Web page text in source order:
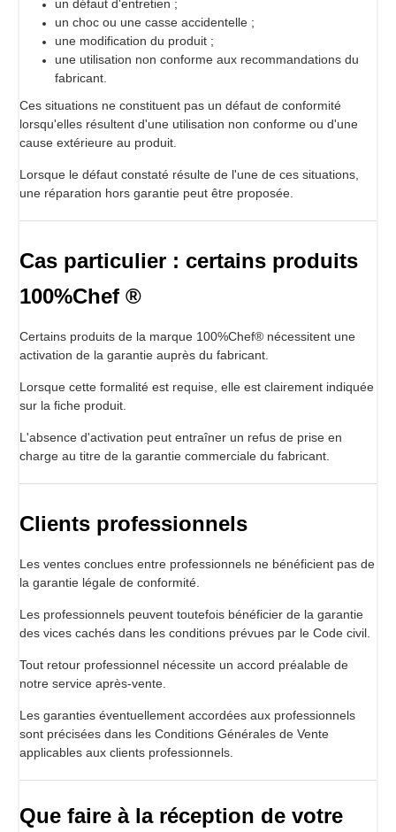
un défaut d'entretien ;
un choc ou une casse accidentelle ;
une modification du produit ;
une utilisation non conforme aux recommandations du
fabricant.
Ces situations ne constituent pas un défaut de conformité
lorsqu'elles résultent d'une utilisation non conforme ou d'une
cause extérieure au produit.
Lorsque le défaut constaté résulte de l'une de ces situations,
une réparation hors garantie peut être proposée.
Cas particulier : certains produits
100%Chef ®
Certains produits de la marque 100%Chef® nécessitent une
activation de la garantie auprès du fabricant.
Lorsque cette formalité est requise, elle est clairement indiquée
sur la fiche produit.
L'absence d'activation peut entraîner un refus de prise en
charge au titre de la garantie commerciale du fabricant.
Clients professionnels
Les ventes conclues entre professionnels ne bénéficient pas de
la garantie légale de conformité.
Les professionnels peuvent toutefois bénéficier de la garantie
des vices cachés dans les conditions prévues par le Code civil.
Tout retour professionnel nécessite un accord préalable de
notre service après-vente.
Les garanties éventuellement accordées aux professionnels
sont précisées dans les Conditions Générales de Vente
applicables aux clients professionnels.
Que faire à la réception de votre